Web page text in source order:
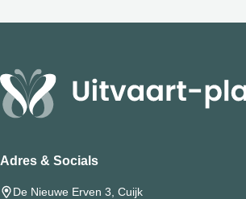
Adres & Socials
De Nieuwe Erven 3, Cuijk